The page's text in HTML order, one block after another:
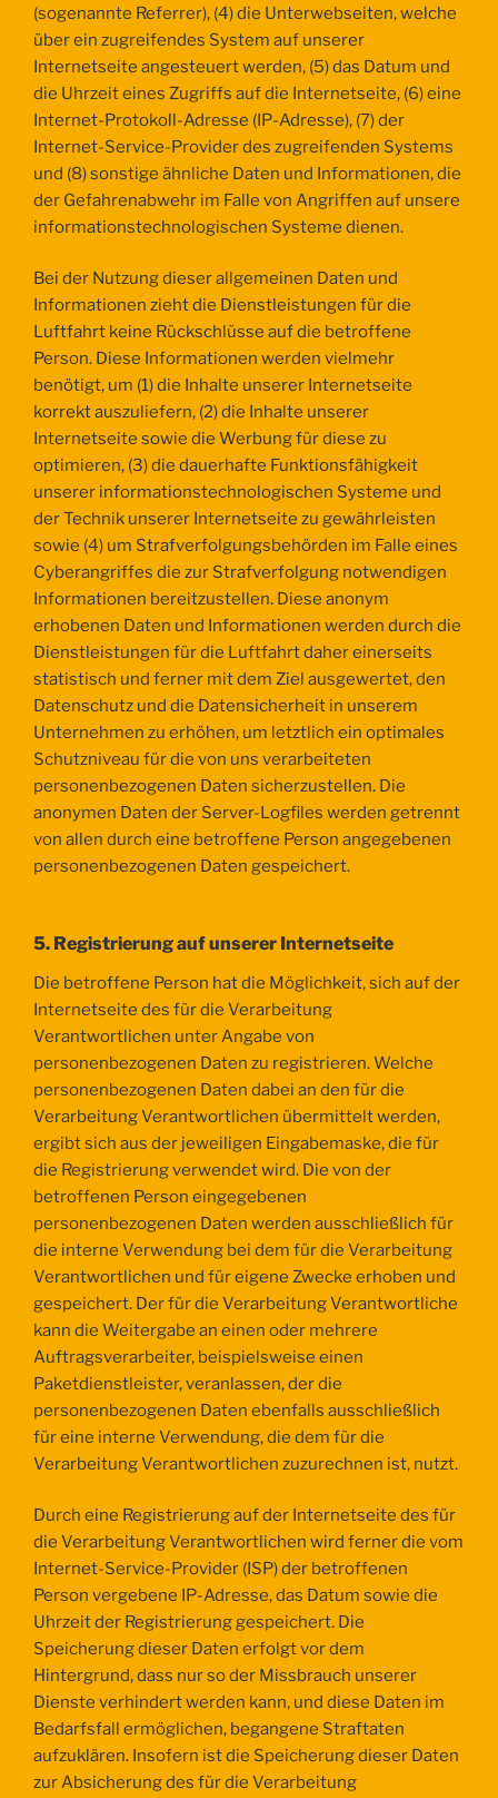
(sogenannte Referrer), (4) die Unterwebseiten, welche
über ein zugreifendes System auf unserer
Internetseite angesteuert werden, (5) das Datum und
die Uhrzeit eines Zugriffs auf die Internetseite, (6) eine
Internet-Protokoll-Adresse (IP-Adresse), (7) der
Internet-Service-Provider des zugreifenden Systems
und (8) sonstige ähnliche Daten und Informationen, die
der Gefahrenabwehr im Falle von Angriffen auf unsere
informationstechnologischen Systeme dienen.
Bei der Nutzung dieser allgemeinen Daten und
Informationen zieht die Dienstleistungen für die
Luftfahrt keine Rückschlüsse auf die betroffene
Person. Diese Informationen werden vielmehr
benötigt, um (1) die Inhalte unserer Internetseite
korrekt auszuliefern, (2) die Inhalte unserer
Internetseite sowie die Werbung für diese zu
optimieren, (3) die dauerhafte Funktionsfähigkeit
unserer informationstechnologischen Systeme und
der Technik unserer Internetseite zu gewährleisten
sowie (4) um Strafverfolgungsbehörden im Falle eines
Cyberangriffes die zur Strafverfolgung notwendigen
Informationen bereitzustellen. Diese anonym
erhobenen Daten und Informationen werden durch die
Dienstleistungen für die Luftfahrt daher einerseits
statistisch und ferner mit dem Ziel ausgewertet, den
Datenschutz und die Datensicherheit in unserem
Unternehmen zu erhöhen, um letztlich ein optimales
Schutzniveau für die von uns verarbeiteten
personenbezogenen Daten sicherzustellen. Die
anonymen Daten der Server-Logfiles werden getrennt
von allen durch eine betroffene Person angegebenen
personenbezogenen Daten gespeichert.
5. Registrierung auf unserer Internetseite
Die betroffene Person hat die Möglichkeit, sich auf der
Internetseite des für die Verarbeitung
Verantwortlichen unter Angabe von
personenbezogenen Daten zu registrieren. Welche
personenbezogenen Daten dabei an den für die
Verarbeitung Verantwortlichen übermittelt werden,
ergibt sich aus der jeweiligen Eingabemaske, die für
die Registrierung verwendet wird. Die von der
betroffenen Person eingegebenen
personenbezogenen Daten werden ausschließlich für
die interne Verwendung bei dem für die Verarbeitung
Verantwortlichen und für eigene Zwecke erhoben und
gespeichert. Der für die Verarbeitung Verantwortliche
kann die Weitergabe an einen oder mehrere
Auftragsverarbeiter, beispielsweise einen
Paketdienstleister, veranlassen, der die
personenbezogenen Daten ebenfalls ausschließlich
für eine interne Verwendung, die dem für die
Verarbeitung Verantwortlichen zuzurechnen ist, nutzt.
Durch eine Registrierung auf der Internetseite des für
die Verarbeitung Verantwortlichen wird ferner die vom
Internet-Service-Provider (ISP) der betroffenen
Person vergebene IP-Adresse, das Datum sowie die
Uhrzeit der Registrierung gespeichert. Die
Speicherung dieser Daten erfolgt vor dem
Hintergrund, dass nur so der Missbrauch unserer
Dienste verhindert werden kann, und diese Daten im
Bedarfsfall ermöglichen, begangene Straftaten
aufzuklären. Insofern ist die Speicherung dieser Daten
zur Absicherung des für die Verarbeitung